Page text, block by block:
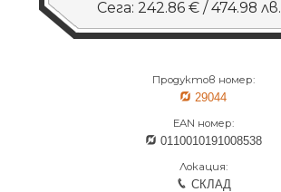
Сега: 242.86 € / 474.98 лв.
Продуктов номер:
29044
EAN номер:
0110010191008538
Локация:
СКЛАД